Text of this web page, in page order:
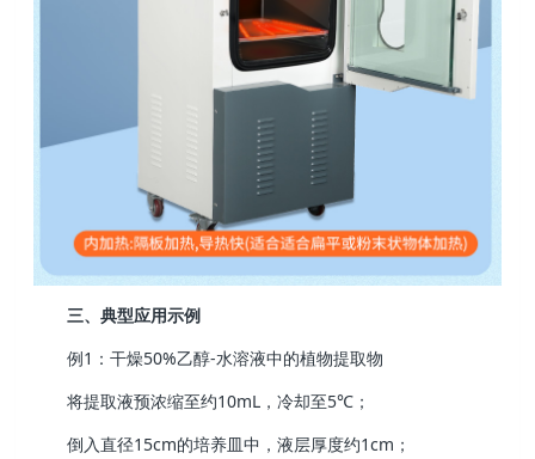
三、典型应用示例
例1：干燥50%乙醇‑水溶液中的植物提取物
将提取液预浓缩至约10mL，冷却至5℃；
倒入直径15cm的培养皿中，液层厚度约1cm；